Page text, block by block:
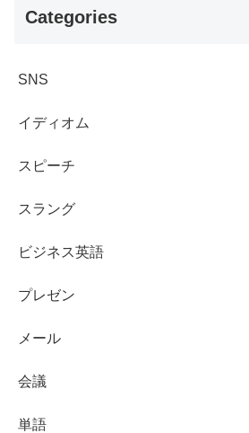
Categories
SNS
イディオム
スピーチ
スラング
ビジネス英語
プレゼン
メール
会議
単語